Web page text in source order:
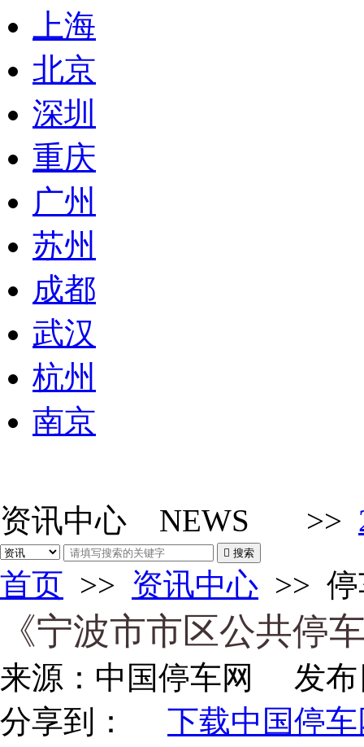
上海
北京
深圳
重庆
广州
苏州
成都
武汉
杭州
南京
资讯中心 NEWS >>
 搜索
首页 >> 资讯中心 >>
《宁波市市区公共停
来源： 中国停车网
发布
分享到：
下载中国停车